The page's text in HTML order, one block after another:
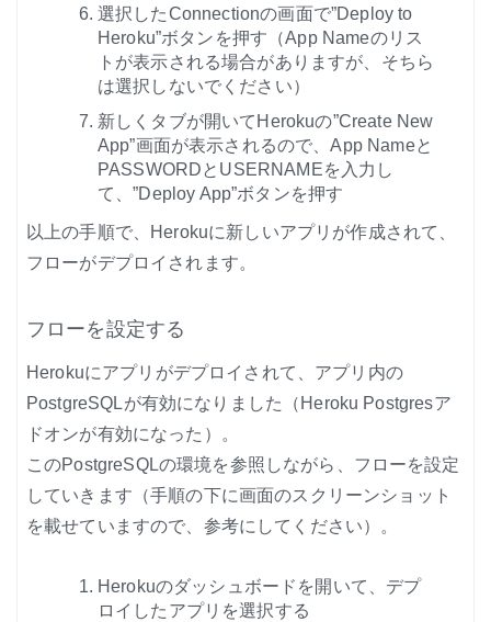
選択したConnectionの画面で”Deploy to
Heroku”ボタンを押す（App Nameのリス
トが表示される場合がありますが、そちら
は選択しないでください）
新しくタブが開いてHerokuの”Create New
App”画面が表示されるので、App Nameと
PASSWORDとUSERNAMEを入力し
て、”Deploy App”ボタンを押す
以上の手順で、Herokuに新しいアプリが作成されて、
フローがデプロイされます。
フローを設定する
Herokuにアプリがデプロイされて、アプリ内の
PostgreSQLが有効になりました（Heroku Postgresア
ドオンが有効になった）。
このPostgreSQLの環境を参照しながら、フローを設定
していきます（手順の下に画面のスクリーンショット
を載せていますので、参考にしてください）。
Herokuのダッシュボードを開いて、デプ
ロイしたアプリを選択する